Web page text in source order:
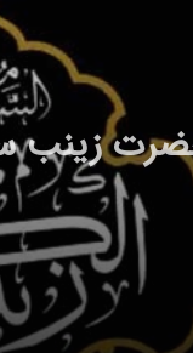
زینب